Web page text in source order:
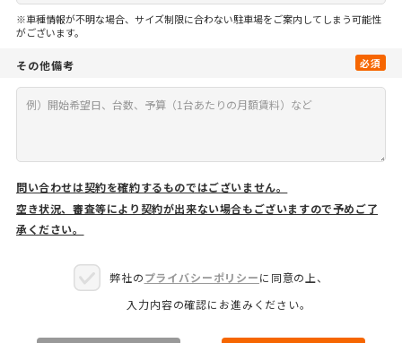
※車種情報が不明な場合、サイズ制限に合わない駐車場をご案内してしまう可能性
がございます。
その他備考 必須
問い合わせは契約を確約するものではございません。
空き状況、審査等により契約が出来ない場合もございますので予めご了
承ください。
弊社のプライバシーポリシーに同意の上、
入力内容の確認にお進みください。